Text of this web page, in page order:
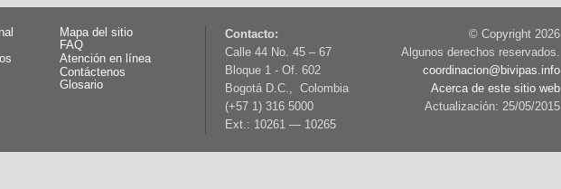
Mapa del sitio
FAQ
Atención en línea
Contáctenos
Glosario
Contacto:
Calle 44 No. 45 – 67
Bloque 1 - Of. 602
Bogotá D.C., Colombia
(+57 1) 316 5000
Ext.: 10261 — 10265
© Copyright 2026
Algunos derechos reservados.
coordinacion@bivipas.info
Acerca de este sitio web
Actualización: 25/05/2015